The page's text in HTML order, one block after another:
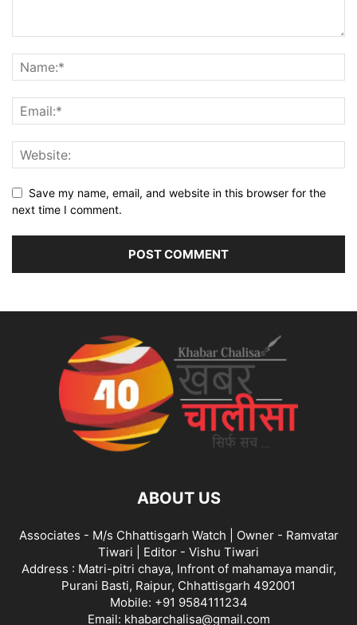
Save my name, email, and website in this browser for the
next time I comment.
ABOUT US
Associates - M/s Chhattisgarh Watch | Owner - Ramvatar
Tiwari | Editor - Vishu Tiwari
Address : Matri-pitri chaya, Infront of mahamaya mandir,
Purani Basti, Raipur, Chhattisgarh 492001
Mobile: +91 9584111234
Email: khabarchalisa@gmail.com